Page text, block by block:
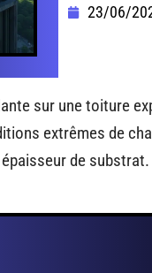
23/06/
sur une toiture
extrêmes de
de substrat.